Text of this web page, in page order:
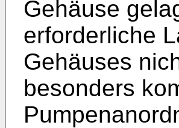
Gehäuse
erforderliche
Gehäuses
besonders